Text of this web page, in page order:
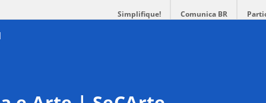
Simplifique! Comunica BR